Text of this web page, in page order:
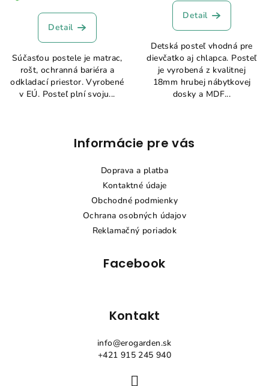
Detail
Súčasťou postele je matrac,
rošt, ochranná bariéra a
odkladací priestor. Vyrobené
v EÚ. Posteľ plní svoju...
Detail
Detská posteľ vhodná pre
dievčatko aj chlapca. Posteľ
je vyrobená z kvalitnej
18mm hrubej nábytkovej
dosky a MDF...
Informácie pre vás
Doprava a platba
Kontaktné údaje
Obchodné podmienky
Ochrana osobných údajov
Reklamačný poriadok
Facebook
Kontakt
info@erogarden.sk
+421 915 245 940